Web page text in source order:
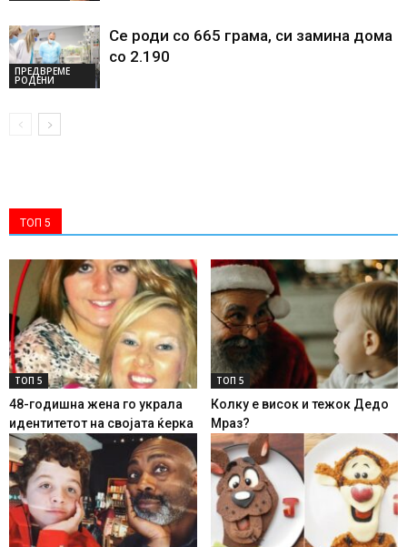
ПРЕДВРЕМЕ
РОДЕНИ
Се роди со 665 грама, си замина дома
со 2.190
ТОП 5
ТОП 5
48-годишна жена го украла
идентитетот на својата ќерка
ТОП 5
Колку е висок и тежок Дедо
Мраз?